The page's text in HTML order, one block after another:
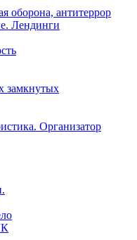
оборона, антитеррор
Лендинги
замкнутых
Организатор